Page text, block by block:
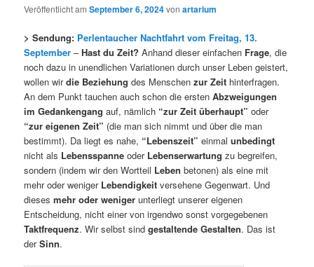
Veröffentlicht amSeptember 6, 2024vonartarium
> Sendung: Perlentaucher Nachtfahrt vom Freitag, 13.
September –Hast du Zeit? Anhand dieser einfachen Frage, die
noch dazu in unendlichen Variationen durch unser Leben geistert,
wollen wirdie Beziehung des Menschenzur Zeit hinterfragen.
An dem Punkt tauchen auch schon die erstenAbzweigungen
im Gedankengang auf, nämlich “zur Zeit überhaupt” oder
“zur eigenen Zeit” (die man sich nimmt und über die man
bestimmt). Da liegt es nahe, “Lebenszeit” einmalunbedingt
nicht als Lebensspanne oder Lebenserwartung zu begreifen,
sondern (indem wir den Wortteil Leben betonen) als eine mit
mehr oder weniger Lebendigkeit versehene Gegenwart. Und
diesesmehr oder weniger unterliegt unserer eigenen
Entscheidung, nicht einer von irgendwo sonst vorgegebenen
Taktfrequenz. Wir selbst sindgestaltende Gestalten. Das ist
derSinn.